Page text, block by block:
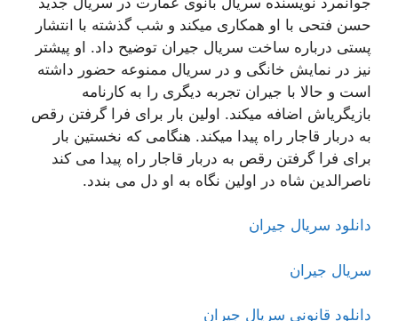
حسن فتحی با او همکاری میکند و شب گذشته با انتشار
پستی درباره ساخت سریال جیران توضیح داد. او پیشتر
نیز در نمایش خانگی و در سریال ممنوعه حضور داشته
است و حالا با جیران تجربه دیگری را به کارنامه
بازیگریاش اضافه میکند. اولین بار برای فرا گرفتن رقص
به دربار قاجار راه پیدا میکند. هنگامی که نخستین بار
برای فرا گرفتن رقص به دربار قاجار راه پیدا می کند
ناصرالدین شاه در اولین نگاه به او دل می بندد.
دانلود سریال جیران
سریال جیران
دانلود قانونی سریال جیران